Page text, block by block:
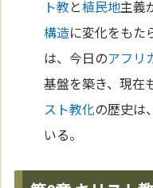
ト教と植民地主義
構造に変化をもた
は、今日のアフリ
基盤を築き、現在
スト教化の歴史は
いる。